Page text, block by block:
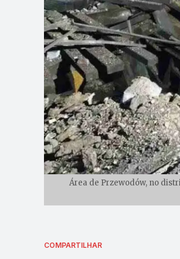
Área de Przewodów, no
COMPARTILHAR